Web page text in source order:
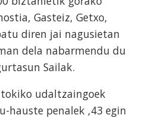
Gasteiz, Getxo,
diren jai nagusietan
dela nabarmendu du
Sailak.
udaltzaingoek
hauste penalek ,43 egin